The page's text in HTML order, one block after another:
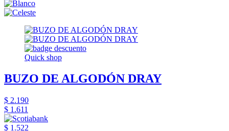
Quick shop
BUZO DE ALGODÓN DRAY
$ 2.190
$ 1.611
$ 1.522